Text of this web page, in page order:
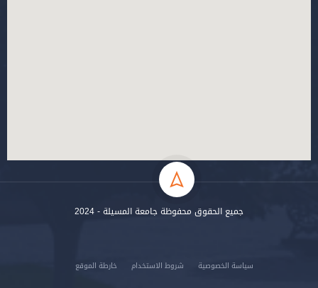
جميع الحقوق محفوظة جامعة المسيلة - 2024
سياسة الخصوصية شروط الاستخدام خارطة الموقع